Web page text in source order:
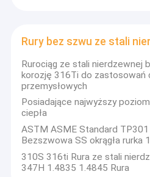
Dom
Produkty
Filmy
Rury bez szwu ze stali
Rurociąg ze stali nierdzewnej
korozję 316Ti do zastosowań
przemysłowych
Posiadające najwyższy
ciepła
ASTM ASME Standard
Bezszwowa SS okrągła rurka
310S 316ti Rura ze stali
347H 1.4835 1.4845 Rura
Qingtuo Metal Products
zlokalizowana w Chinach.
nierdzewnej, takiej jak 201,
316, 316 l, 904 l, 316 ti, 310s